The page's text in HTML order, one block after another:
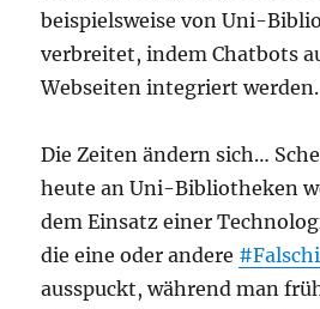
beispielsweise von Uni-
verbreitet, indem Chatbots
Webseiten integriert werden.
Die Zeiten ändern sich…
heute an Uni-Bibliotheken
dem Einsatz einer
die eine oder andere
ausspuckt, während man